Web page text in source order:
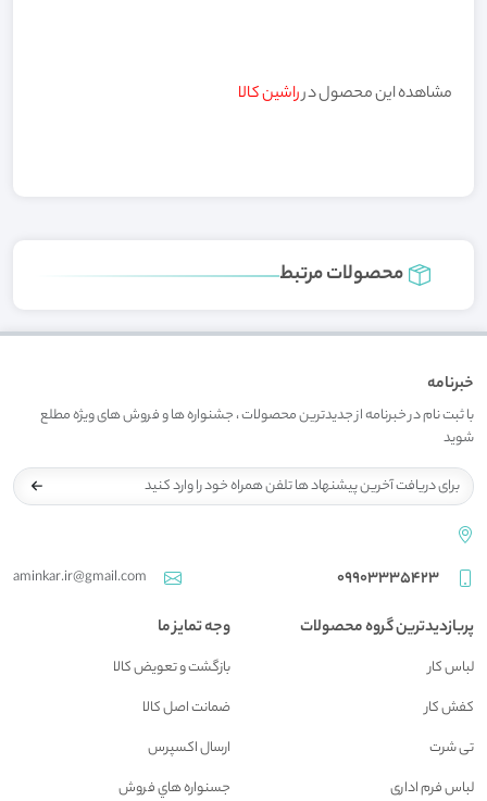
مشاهده این محصول درراشین کالا
محصولات مرتبط
خبرنامه
با ثبت نام در خبرنامه از جدیدترین محصولات ، جشنواره ها و فروش های ویژه مطلع
شوید
09903335423
aminkar.ir@gmail.com
پربازدیدترین گروه محصولات
لباس کار
کفش کار
تی شرت
لباس فرم اداری
وجه تمایز ما
بازگشت و تعويض کالا
ضمانت اصل کالا
ارسال اکسپرس
جسنواره هاي فروش